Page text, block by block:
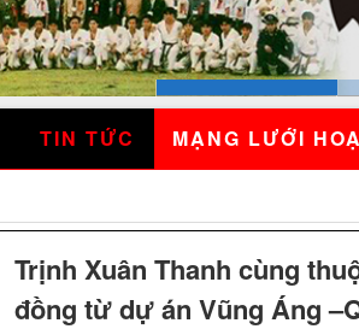
TIN TỨC MẠNG LƯỚI
Trịnh Xuân Thanh cùng
đồng từ dự án Vũng Áng